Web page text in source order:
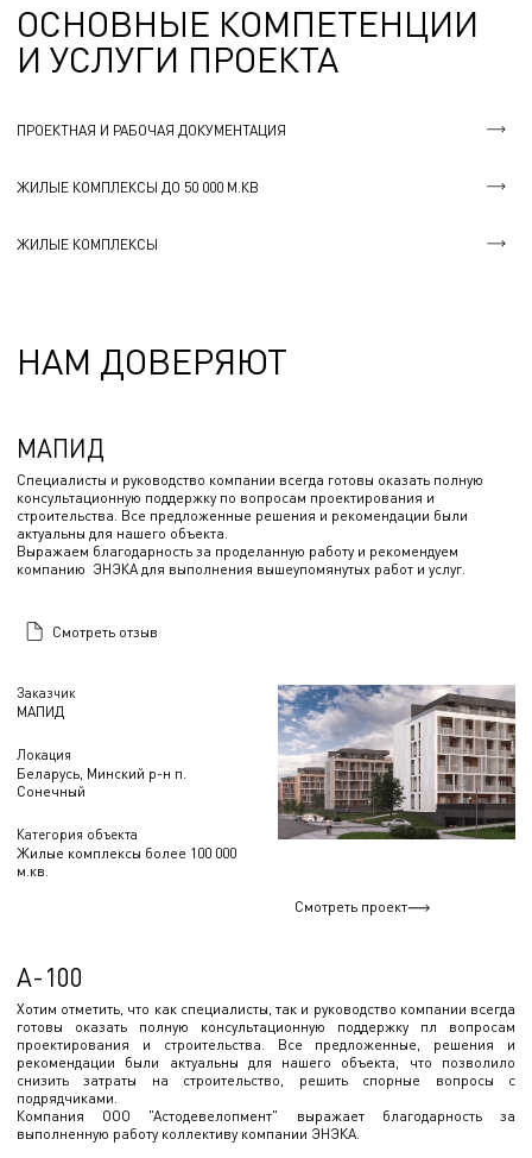
ОСНОВНЫЕ КОМПЕТЕНЦИИ
И УСЛУГИ ПРОЕКТА
ПРОЕКТНАЯ И РАБОЧАЯ ДОКУМЕНТАЦИЯ
ЖИЛЫЕ КОМПЛЕКСЫ ДО 50 000 М.КВ
ЖИЛЫЕ КОМПЛЕКСЫ
НАМ ДОВЕРЯЮТ
Заказчик
МАПИД
Локация
Беларусь, Минский р-н п.
Сонечный
Категория объекта
Жилые комплексы более 100 000
м.кв.
МАПИД
Специалисты и руководство компании всегда готовы оказать полную
консультационную поддержку по вопросам проектирования и
строительства. Все предложенные решения и рекомендации были
актуальны для нашего объекта.
Выражаем благодарность за проделанную работу и рекомендуем
компанию ЭНЭКА для выполнения вышеупомянутых работ и услуг.
Смотреть отзыв
Смотреть проект
А-100
Хотим отметить, что как специалисты, так и руководство компании всегда
готовы оказать полную консультационную поддержку пл вопросам
проектирования и строительства. Все предложенные, решения и
рекомендации были актуальны для нашего объекта, что позволило
снизить затраты на строительство, решить спорные вопросы с
подрядчиками.
Компания ООО "Астодевелопмент" выражает благодарность за
выполненную работу коллективу компании ЭНЭКА.